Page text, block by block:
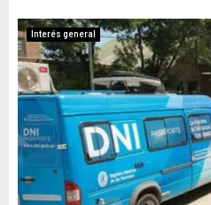
Interés general